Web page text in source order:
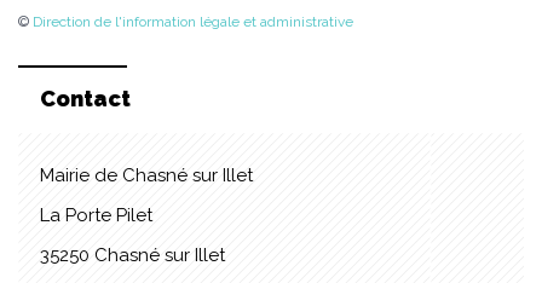
© Direction de l'information légale et administrative
Contact
Mairie de Chasné sur Illet
La Porte Pilet
35250 Chasné sur Illet